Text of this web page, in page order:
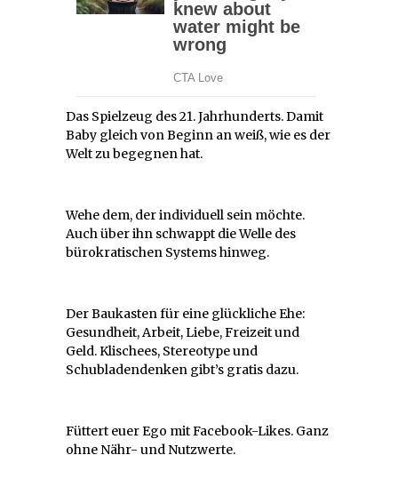
Das Spielzeug des 21. Jahrhunderts. Damit
Baby gleich von Beginn an weiß, wie es der
Welt zu begegnen hat.
Wehe dem, der individuell sein möchte.
Auch über ihn schwappt die Welle des
bürokratischen Systems hinweg.
Der Baukasten für eine glückliche Ehe:
Gesundheit, Arbeit, Liebe, Freizeit und
Geld. Klischees, Stereotype und
Schubladendenken gibt’s gratis dazu.
Füttert euer Ego mit Facebook-Likes. Ganz
ohne Nähr- und Nutzwerte.